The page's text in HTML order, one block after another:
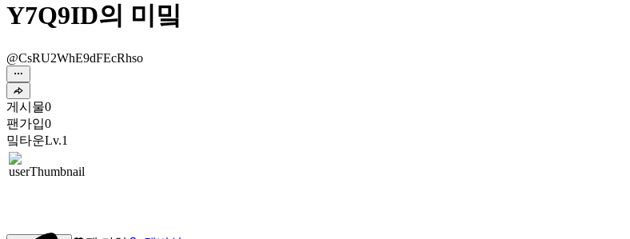
Y7Q9ID의 미밐
@CsRU2WhE9dFEcRhso
게시물0
팬가입0
밐타운Lv.1